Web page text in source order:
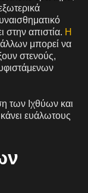
απιστία. Η
μπορεί να
στενούς,
των Ιχθύων και
ευάλωτους